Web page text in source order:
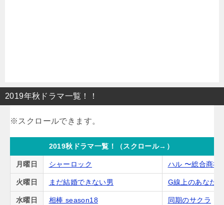
2019年秋ドラマ一覧！！
2019秋ドラマ一覧！（スクロール→）
月曜日 シャーロック ハル 〜総合商社
火曜日 まだ結婚できない男 G線上のあなた
水曜日 相棒 season18 同期のサクラ